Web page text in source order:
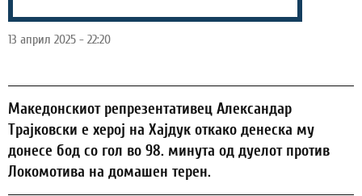
13 април 2025 - 22:20
Македонскиот репрезентативец Александар
Трајковски е херој на Хајдук откако денеска му
донесе бод со гол во 98. минута од дуелот против
Локомотива на домашен терен.